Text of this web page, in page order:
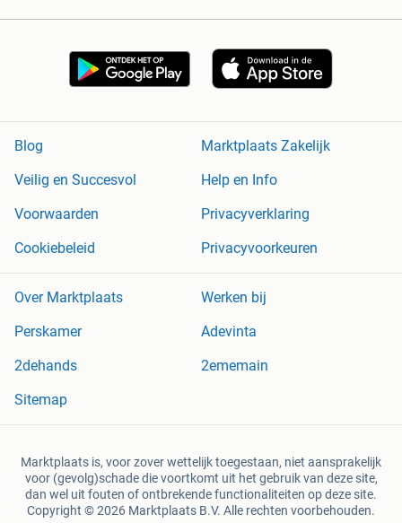
Blog
Marktplaats Zakelijk
Veilig en Succesvol
Help en Info
Voorwaarden
Privacyverklaring
Cookiebeleid
Privacyvoorkeuren
Over Marktplaats
Werken bij
Perskamer
Adevinta
2dehands
2ememain
Sitemap
Marktplaats is, voor zover wettelijk toegestaan, niet aansprakelijk
voor (gevolg)schade die voortkomt uit het gebruik van deze site,
dan wel uit fouten of ontbrekende functionaliteiten op deze site.
Copyright © 2026 Marktplaats B.V. Alle rechten voorbehouden.